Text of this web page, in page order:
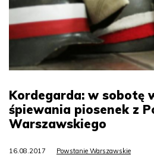
Kordegarda: w sobotę
śpiewania piosenek z
Warszawskiego
16.08.2017 Powstanie Warszawskie